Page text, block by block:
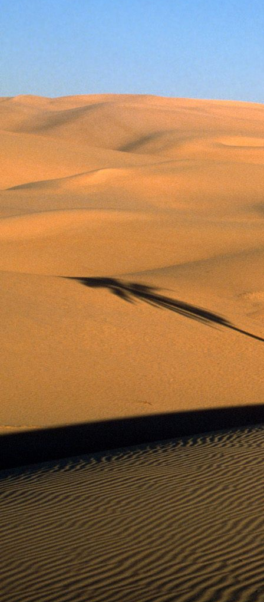
2081 Piliscsaba,
e-mail:
telefonszám:
Dr. Göllner
2081 Piliscsaba,
e-mail:
telefonszám:
adószám: